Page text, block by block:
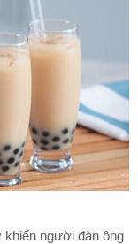
người đàn ông